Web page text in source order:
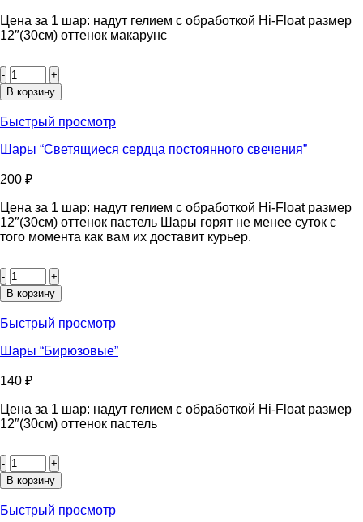
Цена за 1 шар: надут гелием с обработкой Hi-Float размер
12″(30см) оттенок макарунс
товара
Шары
макарунс"
В корзину
Быстрый просмотр
Шары “Светящиеся сердца постоянного свечения”
200 ₽
Цена за 1 шар: надут гелием с обработкой Hi-Float размер
12″(30см) оттенок пастель Шары горят не менее суток с
того момента как вам их доставит курьер.
товара
Шары
сердца
свечения"
В корзину
Быстрый просмотр
Шары “Бирюзовые”
140 ₽
Цена за 1 шар: надут гелием с обработкой Hi-Float размер
12″(30см) оттенок пастель
товара
Шары
В корзину
Быстрый просмотр